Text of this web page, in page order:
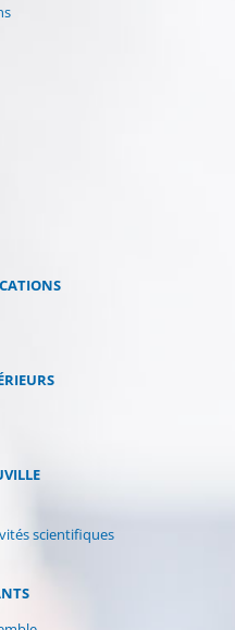
scientifiques